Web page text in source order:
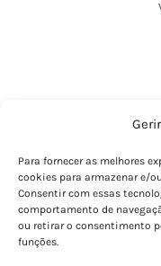
Para fornecer as melhores
cookies para armazenar e/
Consentir com essas
comportamento de
ou retirar o consentimento
funções.